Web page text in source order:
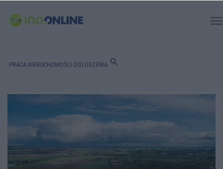
PRACA NIERUCHOMOŚCI OGŁOSZENIA search